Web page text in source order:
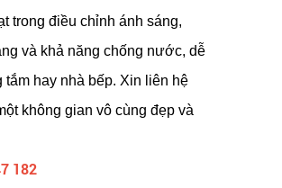
trong điều chỉnh ánh sáng,
và khả năng chống nước, dễ
hay nhà bếp. Xin liên hệ
không gian vô cùng đẹp và
182